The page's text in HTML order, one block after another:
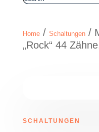
Home/ Schaltungen/
„Rock“ 44
SCHALTUNGEN